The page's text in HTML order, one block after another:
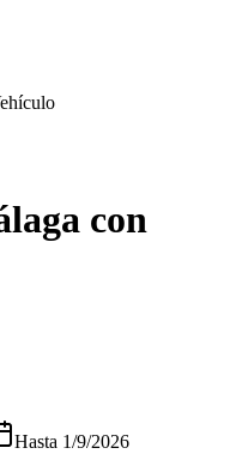
con
Hasta 1/9/2026